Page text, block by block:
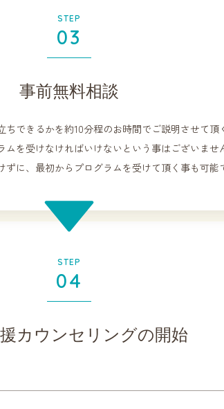
STEP
03
事前無料相談
できるかを約10分程のお時間でご説明させて頂
を受けなければいけないという事はございませ
ずに、最初からプログラムを受けて頂く事も可能
STEP
04
カウンセリングの開始